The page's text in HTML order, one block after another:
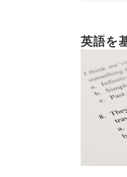
初心者向け英
初心者にお
英文法や英単
初心者向け
英語を